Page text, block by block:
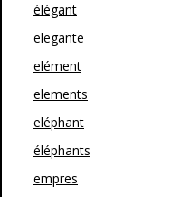
élégant
elegante
elément
elements
eléphant
éléphants
empres